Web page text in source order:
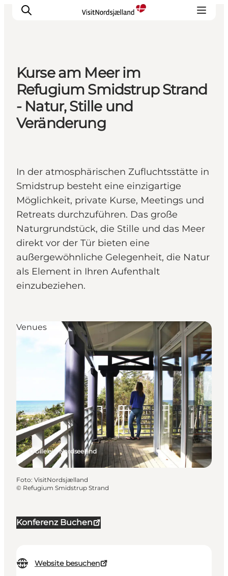
Highlights
Erlebnisse
Geschmack
Unterkünfte
Kurse am Meer im
Refugium Smidstrup Strand
- Natur, Stille und
Veränderung
In der atmosphärischen Zufluchtsstätte in
Smidstrup besteht eine einzigartige
Möglichkeit, private Kurse, Meetings und
Retreats durchzuführen. Das große
Naturgrundstück, die Stille und das Meer
direkt vor der Tür bieten eine
außergewöhnliche Gelegenheit, die Natur
als Element in Ihren Aufenthalt
einzubeziehen.
Konferenz Buchen
Website besuchen
Gilleleje, Nordseeland
Venues
Foto: VisitNordsjælland
© Refugium Smidstrup Strand